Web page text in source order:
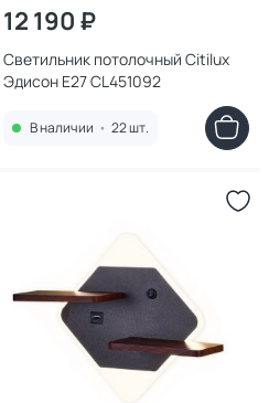
12 190 ₽
Светильник потолочный Citilux
Эдисон E27 CL451092
В наличии • 22 шт.